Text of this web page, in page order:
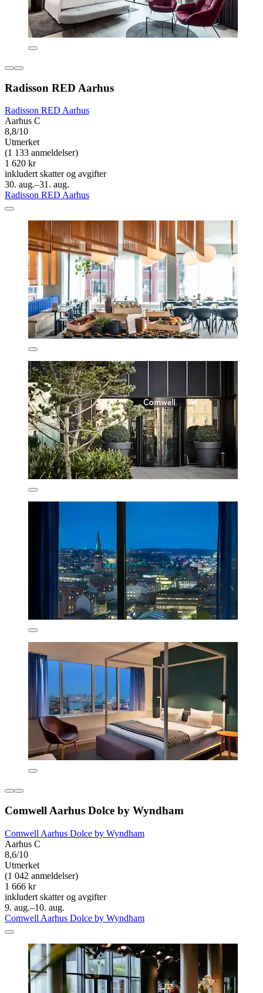
Radisson RED Aarhus
Radisson RED Aarhus
Aarhus C
8,8/10
Utmerket
(1 133 anmeldelser)
1 620 kr
inkludert skatter og avgifter
30. aug.–31. aug.
Radisson RED Aarhus
Comwell Aarhus Dolce by Wyndham
Comwell Aarhus Dolce by Wyndham
Aarhus C
8,6/10
Utmerket
(1 042 anmeldelser)
1 666 kr
inkludert skatter og avgifter
9. aug.–10. aug.
Comwell Aarhus Dolce by Wyndham